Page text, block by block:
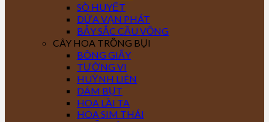
SÒ HUYẾT
DỨA VẠN PHÁT
BẢY SẮC CẦU VỒNG
CÂY HOA TRỒNG BỤI
BÔNG GIẤY
TƯỜNG VI
HUỲNH LIÊN
DÂM BỤT
HOA LÀI TA
HOA SIM THÁI